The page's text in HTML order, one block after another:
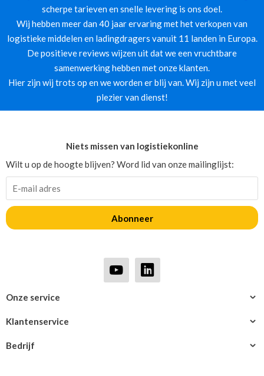
scherpe tarieven en snelle levering is ons doel.
Wij hebben meer dan 40 jaar ervaring met het verkopen van
logistieke middelen en ladingdragers vanuit 11 landen in Europa.
De positieve reviews wijzen uit dat we een vruchtbare
samenwerking hebben met onze klanten.
Hier zijn wij trots op en we worden er blij van. Wij zijn u met veel
plezier van dienst!
Bedrijf
Klantenservice
Onze service
Niets missen van logistiekonline
Wilt u op de hoogte blijven? Word lid van onze mailinglijst:
Abonneer